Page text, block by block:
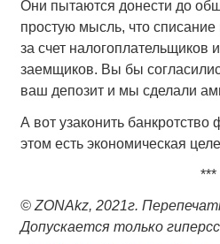
Они пытаются донести до
простую мысль, что списание
за счет налогоплательщиков
заемщиков. Вы бы
ваш депозит и мы сделали
А вот узаконить
этом есть экономическая
***
© ZONAkz, 2021г.
Допускается только